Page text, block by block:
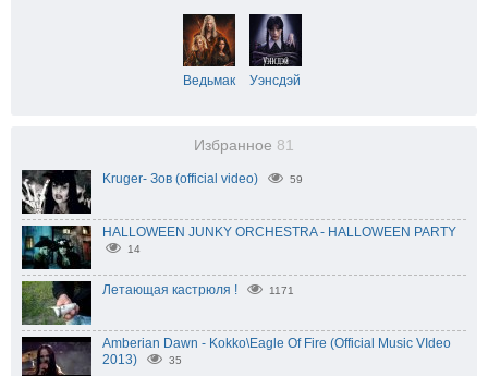
Ведьмак Уэнсдэй
Избранное 81
Kruger- Зов (official video) 59
HALLOWEEN JUNKY ORCHESTRA - HALLOWEEN PARTY
14
Летающая кастрюля ! 1171
Amberian Dawn - Kokko\Eagle Of Fire (Official Music VIdeo
2013)
35